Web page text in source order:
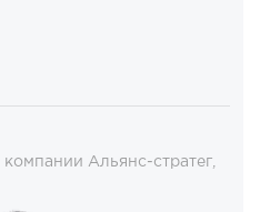
Альянс-стратег,